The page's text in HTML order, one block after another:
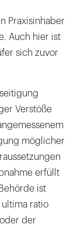
Praxisinhaber
Auch hier ist
sich zuvor
Verstöße
möglicher
erfüllt
ist
ratio
der